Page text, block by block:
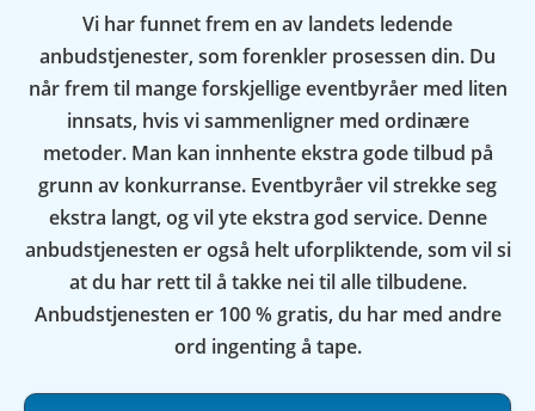
Vi har funnet frem en av landets ledende
anbudstjenester, som forenkler prosessen din. Du
når frem til mange forskjellige eventbyråer med liten
innsats, hvis vi sammenligner med ordinære
metoder. Man kan innhente ekstra gode tilbud på
grunn av konkurranse. Eventbyråer vil strekke seg
ekstra langt, og vil yte ekstra god service. Denne
anbudstjenesten er også helt uforpliktende, som vil si
at du har rett til å takke nei til alle tilbudene.
Anbudstjenesten er 100 % gratis, du har med andre
ord ingenting å tape.